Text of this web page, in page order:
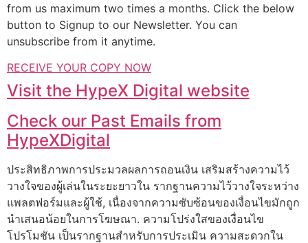
from us maximum two times a months. Click the below
button to Signup to our Newsletter. You can
unsubscribe from it anytime.
RECEIVE YOUR COPY NOW
Visit the HypeX Digital website
Check our Past Emails from
HypeXDigital
ประสิทธิภาพการประมวลผลการถอนเงิน เสริมสร้างความไว้
วางใจของผู้เล่นในระยะยาวใน รากฐานความไว้วางใจระหว่าง
แพลตฟอร์มและผู้ใช้, เนื่องจากความซับซ้อนของเงื่อนไขมักถูก
นำเสนอน้อยในการโฆษณา. ความโปร่งใสของเงื่อนไข
โปรโมชัน เป็นรากฐานสำหรับการประเมิน ความสะดวกใน